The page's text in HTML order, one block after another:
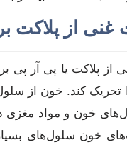
غنی از
از پلاکت یا پی آر پی
کند. خون از
خون و مواد مغزی
خون سلول‌های